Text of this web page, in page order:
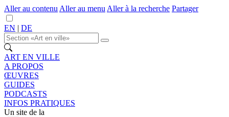
Aller au contenu Aller au menu Aller à la recherche Partager
EN | DE
ART EN VILLE
A PROPOS
ŒUVRES
GUIDES
PODCASTS
INFOS PRATIQUES
Un site de la